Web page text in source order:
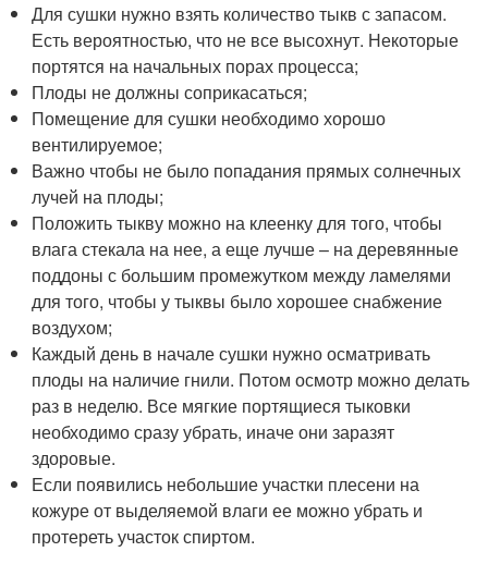
Для сушки нужно взять количество тыкв с запасом.
Есть вероятностью, что не все высохнут. Некоторые
портятся на начальных порах процесса;
Плоды не должны соприкасаться;
Помещение для сушки необходимо хорошо
вентилируемое;
Важно чтобы не было попадания прямых солнечных
лучей на плоды;
Положить тыкву можно на клеенку для того, чтобы
влага стекала на нее, а еще лучше – на деревянные
поддоны с большим промежутком между ламелями
для того, чтобы у тыквы было хорошее снабжение
воздухом;
Каждый день в начале сушки нужно осматривать
плоды на наличие гнили. Потом осмотр можно делать
раз в неделю. Все мягкие портящиеся тыковки
необходимо сразу убрать, иначе они заразят
здоровые.
Если появились небольшие участки плесени на
кожуре от выделяемой влаги ее можно убрать и
протереть участок спиртом.